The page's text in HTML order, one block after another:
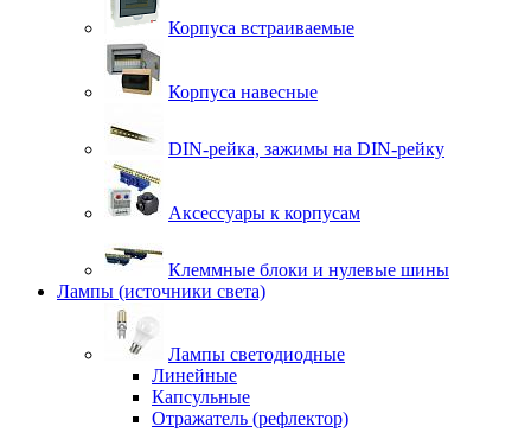
Корпуса встраиваемые
Корпуса навесные
DIN-рейка, зажимы на DIN-рейку
Аксессуары к корпусам
Клеммные блоки и нулевые шины
Лампы (источники света)
Лампы светодиодные
Линейные
Капсульные
Отражатель (рефлектор)